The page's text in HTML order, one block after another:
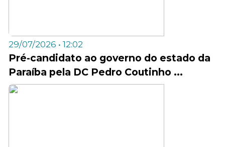
29/07/2026 • 12:02
Pré-candidato ao governo do estado da
Paraíba pela DC Pedro Coutinho ...